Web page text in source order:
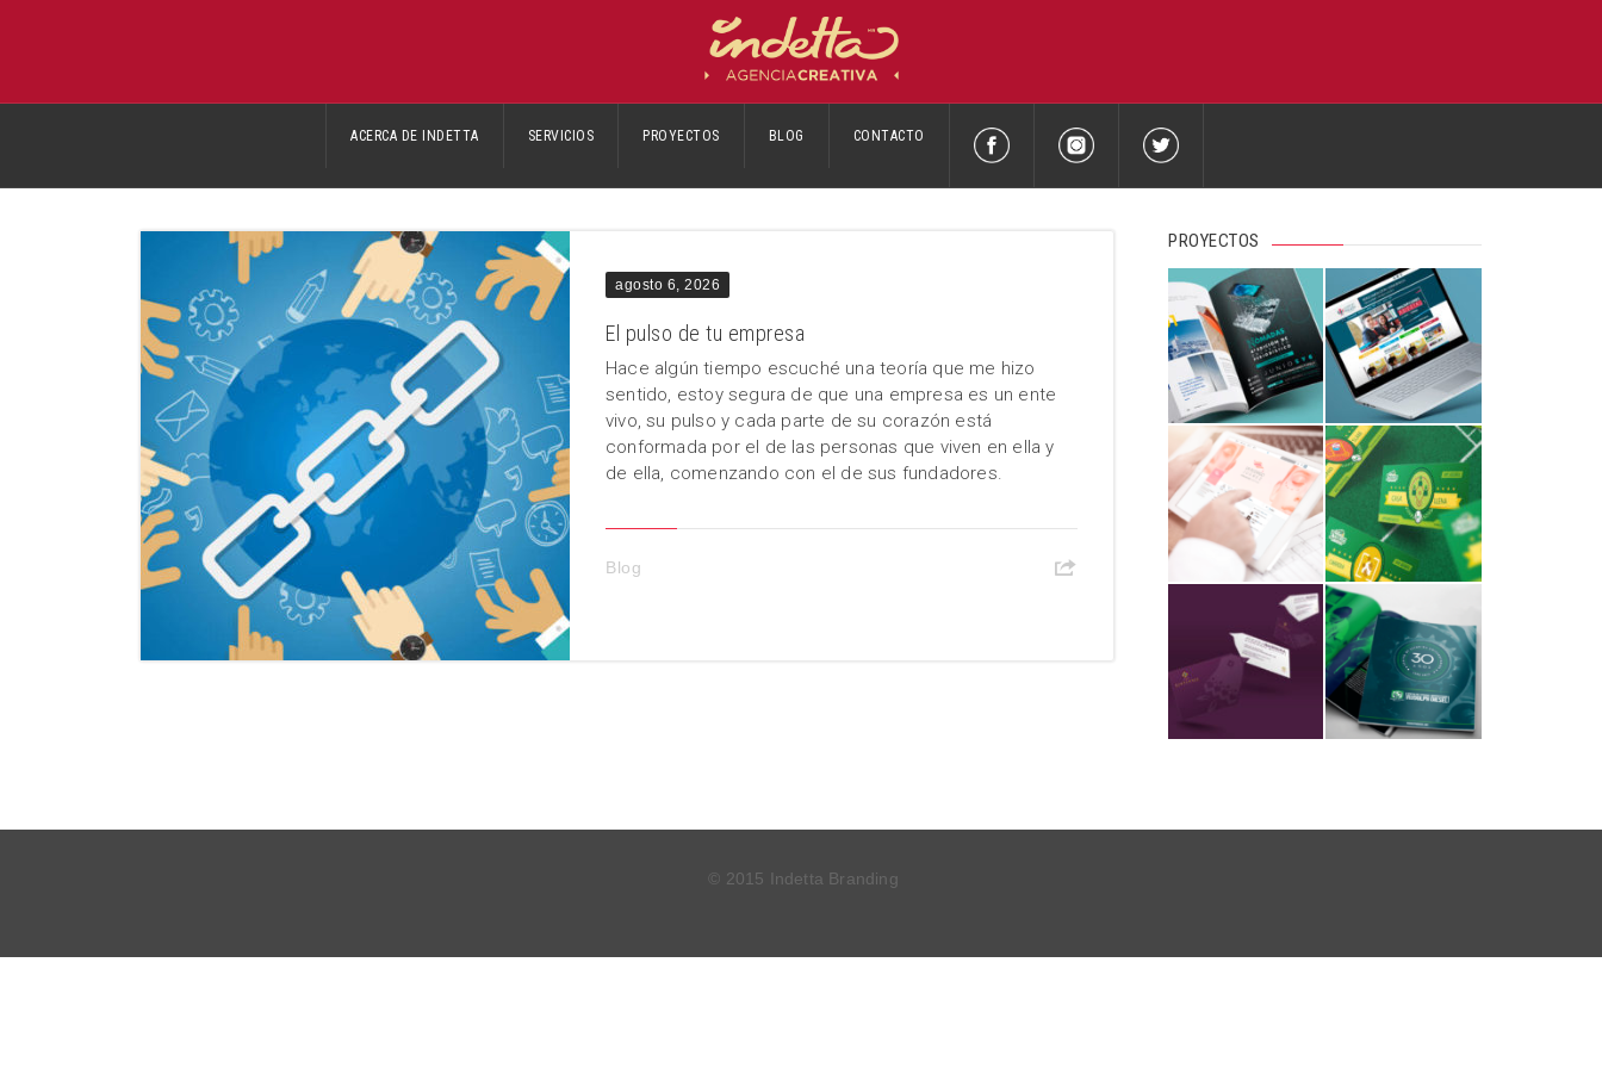
ACERCA DE INDETTA SERVICIOS PROYECTOS BLOG CONTACTO
agosto 6, 2026
El pulso de tu empresa
Hace algún tiempo escuché una teoría que me hizo
sentido, estoy segura de que una empresa es un ente
vivo, su pulso y cada parte de su corazón está
conformada por el de las personas que viven en ella y
de ella, comenzando con el de sus fundadores.
Blog
PROYECTOS
© 2015 Indetta Branding